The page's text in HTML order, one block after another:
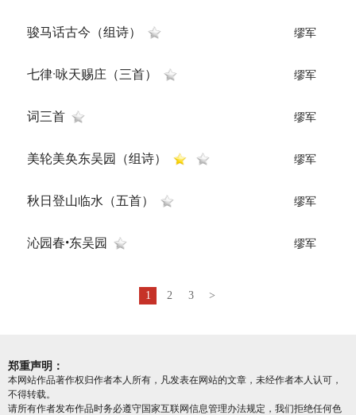
骏马话古今（组诗） 缪军
七律·咏天赐庄（三首） 缪军
词三首 缪军
美轮美奂东吴园（组诗） 缪军
秋日登山临水（五首） 缪军
沁园春•东吴园 缪军
1 2 3 >
郑重声明：
本网站作品著作权归作者本人所有，凡发表在网站的文章，未经作者本人认可，
不得转载。
请所有作者发布作品时务必遵守国家互联网信息管理办法规定，我们拒绝任何色